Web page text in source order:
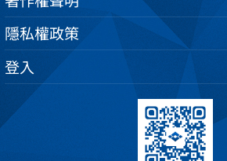
隱私權政策
登入